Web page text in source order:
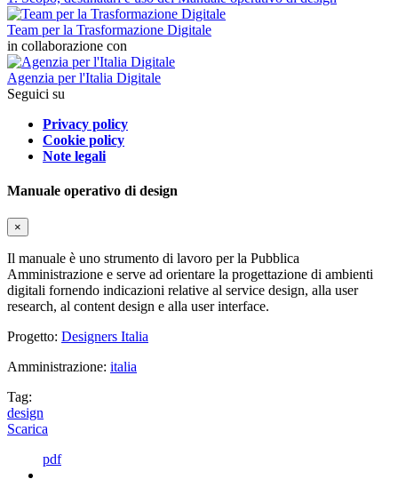
Team per la Trasformazione Digitale
in collaborazione con
Agenzia per l'Italia Digitale
Seguici su
Privacy policy
Cookie policy
Note legali
Manuale operativo di design
×
Il manuale è uno strumento di lavoro per la Pubblica
Amministrazione e serve ad orientare la progettazione di ambienti
digitali fornendo indicazioni relative al service design, alla user
research, al content design e alla user interface.
Progetto: Designers Italia
Amministrazione: italia
Tag:
design
Scarica
pdf